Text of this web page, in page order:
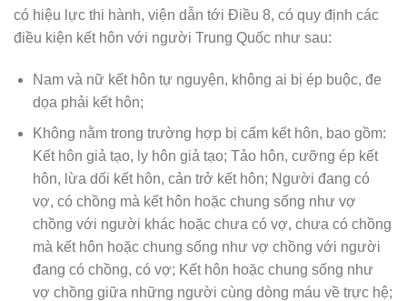
có hiệu lực thi hành, viện dẫn tới Điều 8, có quy định các
điều kiện kết hôn với người Trung Quốc như sau:
Nam và nữ kết hôn tự nguyện, không ai bị ép buộc, đe
dọa phải kết hôn;
Không nằm trong trường hợp bị cấm kết hôn, bao gồm:
Kết hôn giả tạo, ly hôn giả tạo; Tảo hôn, cưỡng ép kết
hôn, lừa dối kết hôn, cản trở kết hôn; Người đang có
vợ, có chồng mà kết hôn hoặc chung sống như vợ
chồng với người khác hoặc chưa có vợ, chưa có chồng
mà kết hôn hoặc chung sống như vợ chồng với người
đang có chồng, có vợ; Kết hôn hoặc chung sống như
vợ chồng giữa những người cùng dòng máu về trực hệ;